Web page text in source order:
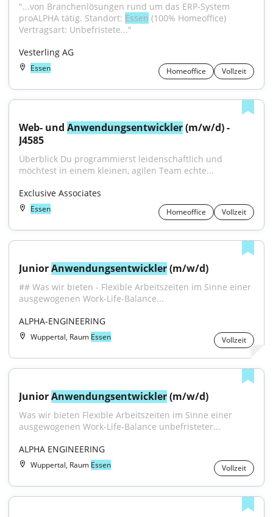
"...von Branchenlösungen rund um das ERP-System
proALPHA tätig. Standort: Essen (100% Homeoffice)
Vertragsart: Unbefristete..."
Vesterling AG
Essen Homeoffice Vollzeit
Web- und Anwendungsentwickler (m/w/d) -
J4585
Überblick Du programmierst leidenschaftlich und
möchtest in einem kleinen, agilen Team echte...
Exclusive Associates
Essen Homeoffice Vollzeit
Junior Anwendungsentwickler (m/w/d)
## Was wir bieten - Flexible Arbeitszeiten im Sinne einer
ausgewogenen Work-Life-Balance...
ALPHA-ENGINEERING
Wuppertal, Raum Essen Vollzeit
Junior Anwendungsentwickler (m/w/d)
Was wir bieten Flexible Arbeitszeiten im Sinne einer
ausgewogenen Work-Life-Balance unbefristeter...
ALPHA ENGINEERING
Wuppertal, Raum Essen Vollzeit